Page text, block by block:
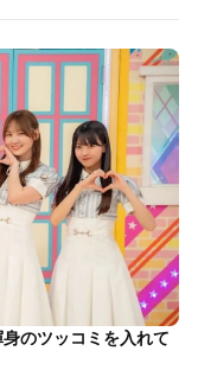
のツッコミを入れて